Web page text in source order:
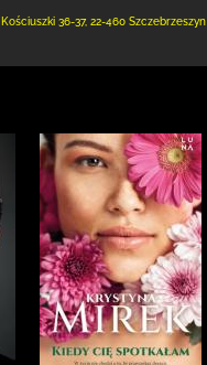
36-37, 22-460 Szczebrzeszyn